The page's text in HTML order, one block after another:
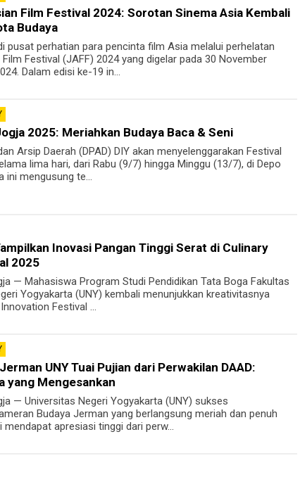
Film Festival 2024: Sorotan Sinema Asia Kembali
Budaya
pusat perhatian para pencinta film Asia melalui perhelatan
Festival (JAFF) 2024 yang digelar pada 30 November
Dalam edisi ke-19 in...
2025: Meriahkan Budaya Baca & Seni
Arsip Daerah (DPAD) DIY akan menyelenggarakan Festival
lima hari, dari Rabu (9/7) hingga Minggu (13/7), di Depo
ini mengusung te...
Inovasi Pangan Tinggi Serat di Culinary
2025
— Mahasiswa Program Studi Pendidikan Tata Boga Fakultas
Yogyakarta (UNY) kembali menunjukkan kreativitasnya
Festival ...
UNY Tuai Pujian dari Perwakilan DAAD:
yang Mengesankan
— Universitas Negeri Yogyakarta (UNY) sukses
Budaya Jerman yang berlangsung meriah dan penuh
apresiasi tinggi dari perw...